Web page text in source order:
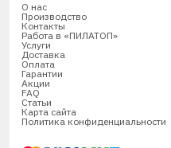
О нас
Производство
Контакты
Работа в «ПИЛАТОП»
Услуги
Доставка
Оплата
Гарантии
Акции
FAQ
Статьи
Карта сайта
Политика конфиденциальности